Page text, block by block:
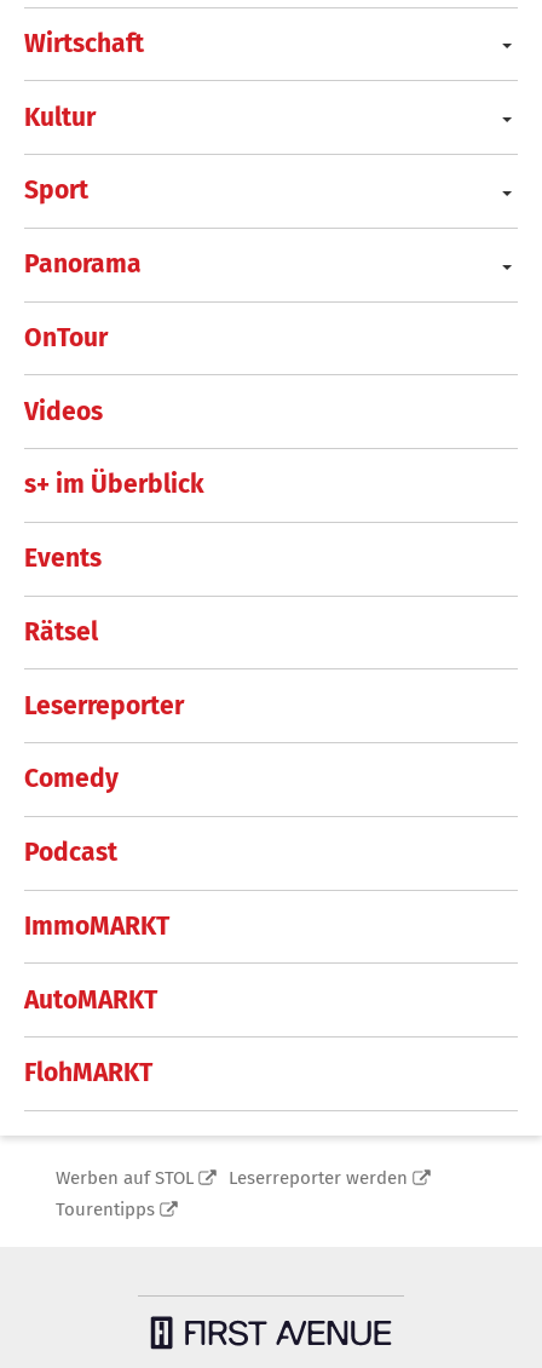
Wirtschaft
Kultur
Sport
Panorama
OnTour
Videos
s+ im Überblick
Events
Rätsel
Leserreporter
Comedy
Podcast
ImmoMARKT
AutoMARKT
FlohMARKT
Werben auf STOL
Leserreporter werden
Tourentipps